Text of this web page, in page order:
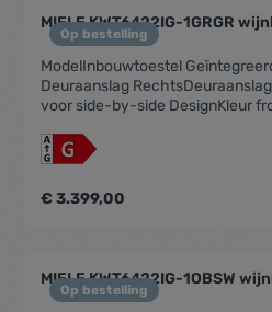
temperatuurzones: 1Apart
compressoren: 1
Op bestelling
MIELE KWT6422IG-1GRGR
ModelInbouwtoestel
Deuraanslag
voor side-by-side DesignKleur
Benodigde accessoires (na te
Push2openSilence System
€ 3.399,00
Op bestelling
MIELE KWT6422IG-1OBSW